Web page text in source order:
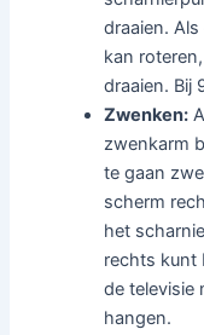
draaien.
kan
draaien. Bij
Zwenken:
zwenkarm
te gaan
scherm
het
rechts kunt
de televisie
hangen.